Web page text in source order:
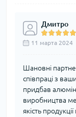
Дмитро
11 марта 2024
Шановні
співпраці з
придбав
виробництва
якість